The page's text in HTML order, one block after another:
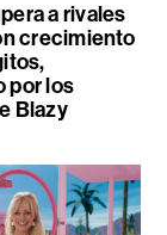
a rivales
crecimiento
por los
Blazy